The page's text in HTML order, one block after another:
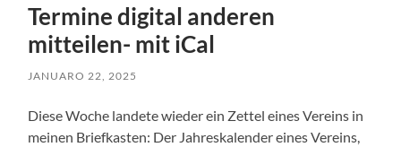
Termine digital anderen
mitteilen- mit iCal
JANUARO 22, 2025
Diese Woche landete wieder ein Zettel eines Vereins in
meinen Briefkasten: Der Jahreskalender eines Vereins,